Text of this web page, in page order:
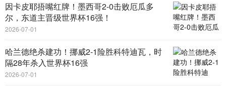
因卡皮耶捂嘴红牌！墨西哥2-0击败厄瓜多
尔，东道主晋级世界杯16强！
2026-07-01
哈兰德绝杀建功！挪威2-1险胜科特迪瓦，时
隔28年杀入世界杯16强
2026-07-01